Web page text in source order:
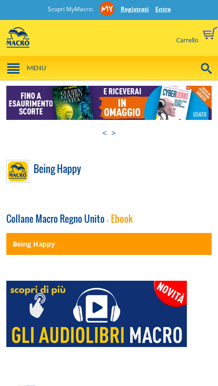
Scopri MyMacro: Registrati Entra
Carrello
MENU
< >
Being Happy
Collane Macro Regno Unito - Ebook
Being Happy